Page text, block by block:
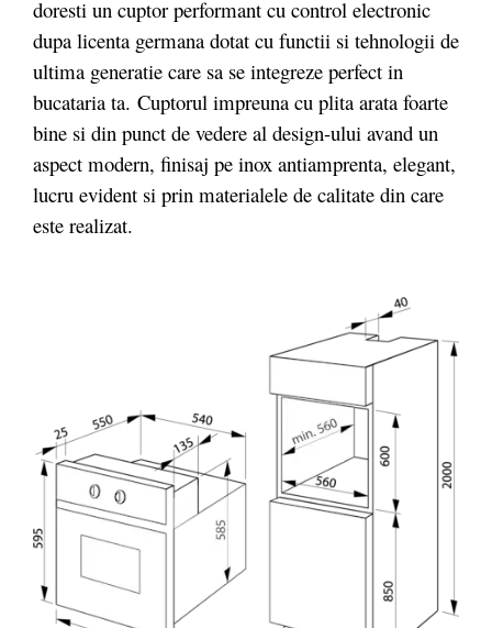
doresti un cuptor performant cu control electronic
dupa licenta germana dotat cu functii si tehnologii de
ultima generatie care sa se integreze perfect in
bucataria ta. Cuptorul impreuna cu plita arata foarte
bine si din punct de vedere al design-ului avand un
aspect modern, finisaj pe inox antiamprenta, elegant,
lucru evident si prin materialele de calitate din care
este realizat.